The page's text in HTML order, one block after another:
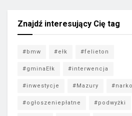
Znajdź interesujący Cię tag
#bmw #ełk #felieton
#gminaEłk #interwencja
#inwestycje #Mazury
#ogłoszeniepłatne #podwyżki